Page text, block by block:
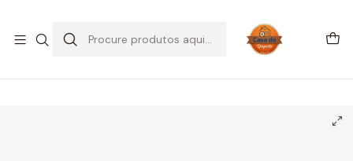
Início CALÇADO Nike
Dunk Low
Nike Dunk Low Retro University Blue